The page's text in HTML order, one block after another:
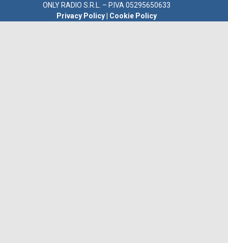
ONLY RADIO S.R.L. – P.IVA 05295650633
Privacy Policy
Cookie Policy